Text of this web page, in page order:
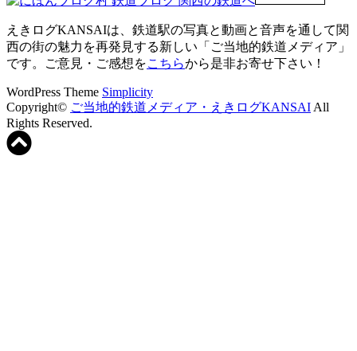
えきログKANSAIは、鉄道駅の写真と動画と音声を通して関
西の街の魅力を再発見する新しい「ご当地的鉄道メディア」
です。ご意見・ご感想をこちらから是非お寄せ下さい！
WordPress Theme Simplicity
Copyright© ご当地的鉄道メディア・えきログKANSAI All
Rights Reserved.